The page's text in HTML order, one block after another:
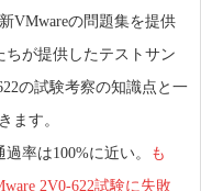
新VMwareの問題集を提供
ちが提供したテストサン
の試験考察の知識点と一
ます。
率は100%に近い。
も
2V0-622試験に失敗